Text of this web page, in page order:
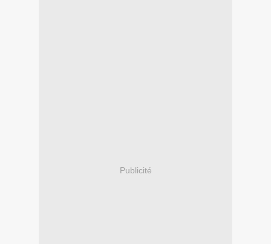
Publicité